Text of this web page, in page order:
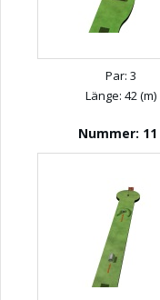
Par: 3
Länge: 42 (m)
Nummer: 11